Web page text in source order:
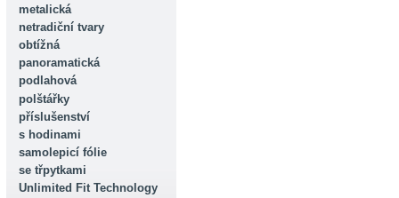
metalická
netradiční tvary
obtížná
panoramatická
podlahová
polštářky
příslušenství
s hodinami
samolepicí fólie
se třpytkami
Unlimited Fit Technology